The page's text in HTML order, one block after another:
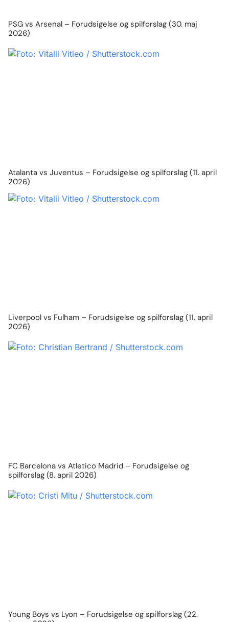
PSG vs Arsenal – Forudsigelse og spilforslag (30. maj
2026)
Atalanta vs Juventus – Forudsigelse og spilforslag (11. april
2026)
Liverpool vs Fulham – Forudsigelse og spilforslag (11. april
2026)
FC Barcelona vs Atletico Madrid – Forudsigelse og
spilforslag (8. april 2026)
Young Boys vs Lyon – Forudsigelse og spilforslag (22.